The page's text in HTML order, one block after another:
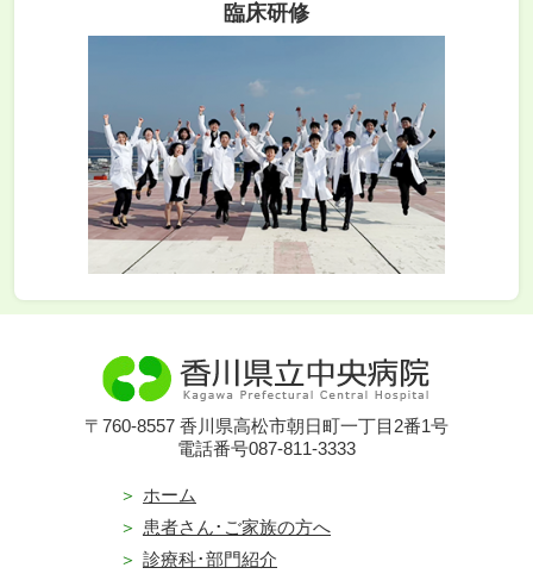
臨床研修
〒760-8557 香川県高松市朝日町一丁目2番1号
電話番号087-811-3333
ホーム
患者さん･ご家族の方へ
診療科･部門紹介